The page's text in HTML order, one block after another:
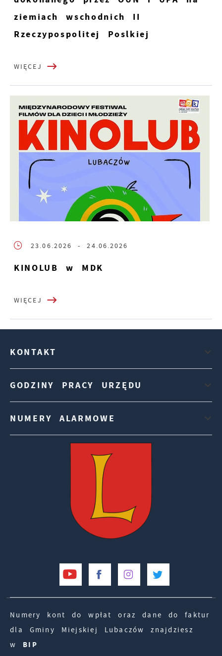
ziemiach wschodnich II
Rzeczypospolitej Poslkiej
WIĘCEJ
23.06.2026 - 24.06.2026
KINOLUB w MDK
WIĘCEJ
KONTAKT
GODZINY PRACY URZĘDU
NUMERY ALARMOWE
Numery kont do wpłat oraz dane do faktur
dla Gminy Miejskiej Lubaczów znajdziesz
w BIP